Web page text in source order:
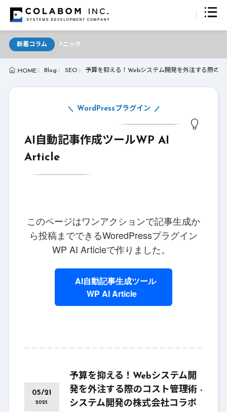
新着コラム
HOME Blog SEO 予算を抑える！Webシステム開発を外注する際の
AI自動記事作成ツールWP AI
Article
WordPressプラグイン
このページはワンアクションで記事生成か
ら投稿までできるWoredPressプラグイン
WP AI Articleで作りました。
AI自動記事生成ツール
WP AI Article
05/21
2025
予算を抑える！Webシステム開
発を外注する際のコスト管理術 -
システム開発の株式会社コラボ